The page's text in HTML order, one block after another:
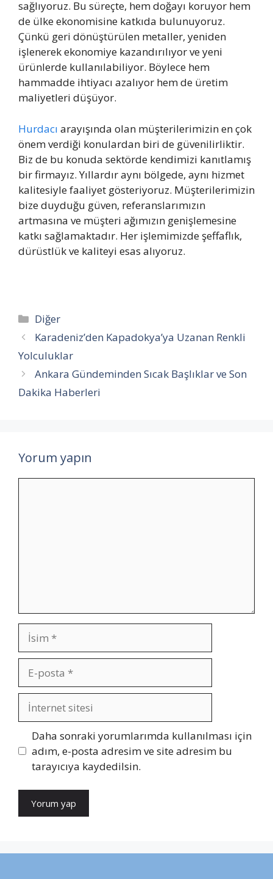
sağlıyoruz. Bu süreçte, hem doğayı koruyor hem
de ülke ekonomisine katkıda bulunuyoruz.
Çünkü geri dönüştürülen metaller, yeniden
işlenerek ekonomiye kazandırılıyor ve yeni
ürünlerde kullanılabiliyor. Böylece hem
hammadde ihtiyacı azalıyor hem de üretim
maliyetleri düşüyor.
Hurdacı arayışında olan müşterilerimizin en çok
önem verdiği konulardan biri de güvenilirliktir.
Biz de bu konuda sektörde kendimizi kanıtlamış
bir firmayız. Yıllardır aynı bölgede, aynı hizmet
kalitesiyle faaliyet gösteriyoruz. Müşterilerimizin
bize duyduğu güven, referanslarımızın
artmasına ve müşteri ağımızın genişlemesine
katkı sağlamaktadır. Her işlemimizde şeffaflık,
dürüstlük ve kaliteyi esas alıyoruz.
Kategoriler
Diğer
Karadeniz’den Kapadokya’ya Uzanan Renkli
Yolculuklar
Ankara Gündeminden Sıcak Başlıklar ve Son
Dakika Haberleri
Yorum yapın
İsim
posta
İnternet
sitesi
Daha sonraki yorumlarımda kullanılması için
adım, e-posta adresim ve site adresim bu
tarayıcıya kaydedilsin.